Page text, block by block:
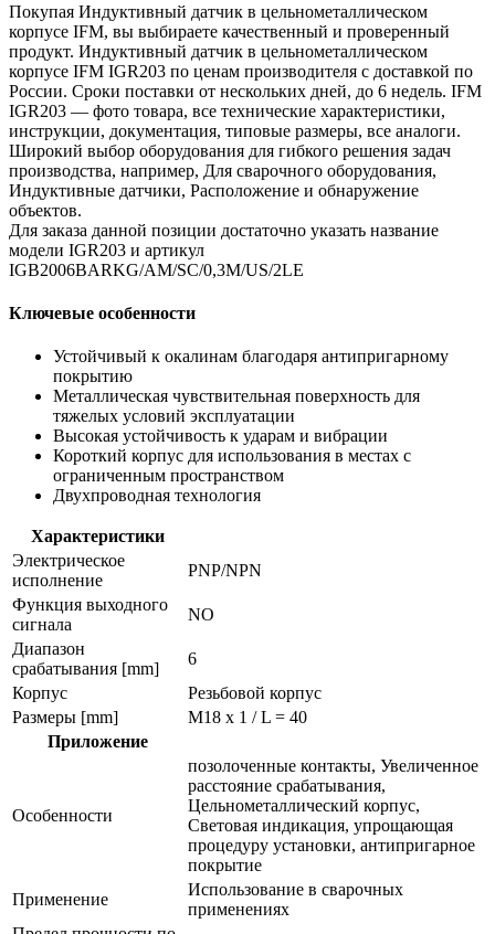
Покупая Индуктивный датчик в цельнометаллическом
корпусе IFM, вы выбираете качественный и проверенный
продукт. Индуктивный датчик в цельнометаллическом
корпусе IFM IGR203 по ценам производителя с доставкой по
России. Сроки поставки от нескольких дней, до 6 недель. IFM
IGR203 — фото товара, все технические характеристики,
инструкции, документация, типовые размеры, все аналоги.
Широкий выбор оборудования для гибкого решения задач
производства, например, Для сварочного оборудования,
Индуктивные датчики, Расположение и обнаружение
объектов.
Для заказа данной позиции достаточно указать название
модели IGR203 и артикул
IGB2006BARKG/AM/SC/0,3M/US/2LE
Ключевые особенности
Устойчивый к окалинам благодаря антипригарному
покрытию
Металлическая чувствительная поверхность для
тяжелых условий эксплуатации
Высокая устойчивость к ударам и вибрации
Короткий корпус для использования в местах с
ограниченным пространством
Двухпроводная технология
Характеристики
Электрическое
исполнение
PNP/NPN
Функция выходного
сигнала
NO
Диапазон
срабатывания [mm]
6
Корпус
Резьбовой корпус
Размеры [mm]
M18 x 1 / L = 40
Приложение
Особенности
позолоченные контакты, Увеличенное
расстояние срабатывания,
Цельнометаллический корпус,
Световая индикация, упрощающая
процедуру установки, антипригарное
покрытие
Применение
Использование в сварочных
применениях